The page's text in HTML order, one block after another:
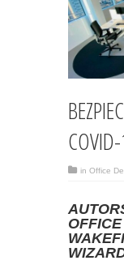
in Office